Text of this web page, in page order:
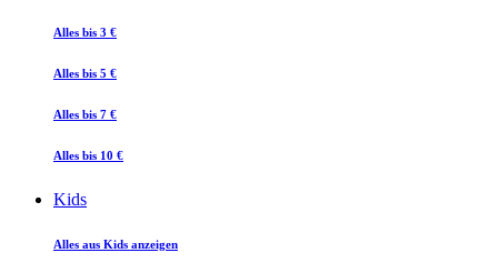
Alles bis 3 €
Alles bis 5 €
Alles bis 7 €
Alles bis 10 €
Kids
Alles aus Kids anzeigen